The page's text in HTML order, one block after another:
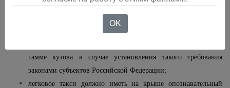
поверхностях кузова) цветографическую схему,
представляющую собой композицию из квадратов
контрастного цвета, расположенных в шахматном порядке;
гамме кузова в случае установления такого требования
законами субъектов Российской Федерации;
легковое такси должно иметь на крыше опознавательный
OK